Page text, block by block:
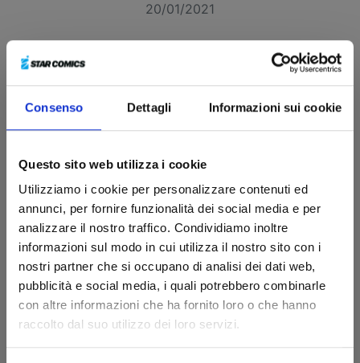
Consenso Dettagli Informazioni sui cookie
Questo sito web utilizza i cookie
Utilizziamo i cookie per personalizzare contenuti ed
annunci, per fornire funzionalità dei social media e per
analizzare il nostro traffico. Condividiamo inoltre
informazioni sul modo in cui utilizza il nostro sito con i
nostri partner che si occupano di analisi dei dati web,
pubblicità e social media, i quali potrebbero combinarle
con altre informazioni che ha fornito loro o che hanno
raccolto dal suo utilizzo dei loro servizi.
20/01/2021